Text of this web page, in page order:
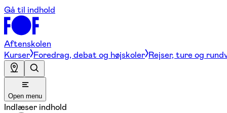
Gå til indhold
Aftenskolen
Kurser Foredrag, debat og højskoler Rejser, ture og
Open menu
Indlæser indhold